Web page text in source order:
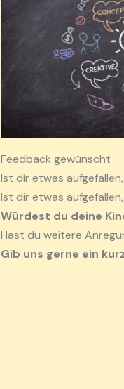
Feedback gewünscht
Ist dir etwas
Ist dir etwas
Würdest du deine
Hast du weitere
Gib uns gerne ein